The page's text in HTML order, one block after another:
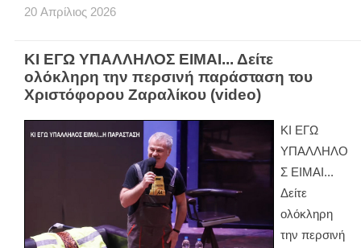
20 Απρίλιος 2026
ΚΙ ΕΓΩ ΥΠΑΛΛΗΛΟΣ ΕΙΜΑΙ... Δείτε
ολόκληρη την περσινή παράσταση του
Χριστόφορου Ζαραλίκου (video)
ΚΙ ΕΓΩ
ΥΠΑΛΛΗΛΟ
Σ ΕΙΜΑΙ...
Δείτε
ολόκληρη
την περσινή